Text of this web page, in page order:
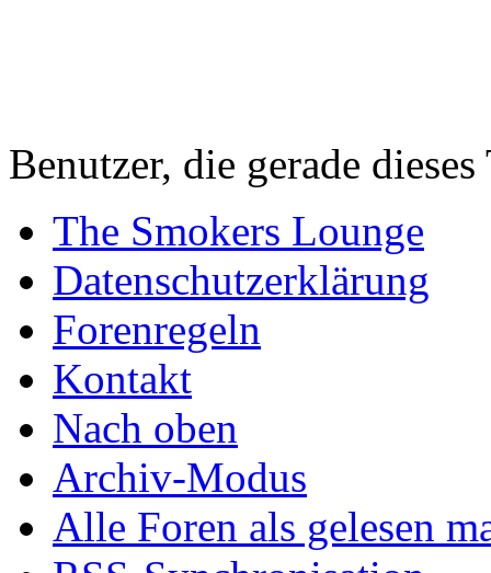
Benutzer, die gerade
The Smokers Lounge
Datenschutzerklärung
Forenregeln
Kontakt
Nach oben
Archiv-Modus
Alle Foren als gelesen